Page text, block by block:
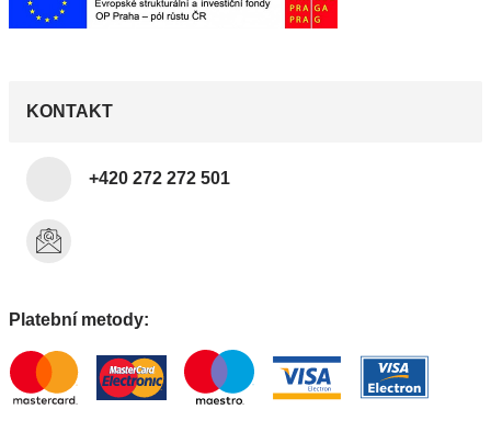
KONTAKT
+420 272 272 501
Platební metody: